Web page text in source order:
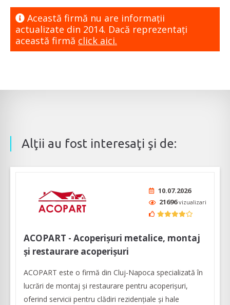
Această firmă nu are informaţii
actualizate din 2014. Dacă reprezentaţi
această firmă click aici.
Alţii au fost interesaţi şi de:
10.07.2026
21696vizualizari
ACOPART - Acoperișuri metalice, montaj
și restaurare acoperișuri
ACOPART este o firmă din Cluj-Napoca specializată în
lucrări de montaj și restaurare pentru acoperișuri,
oferind servicii pentru clădiri rezidențiale și hale